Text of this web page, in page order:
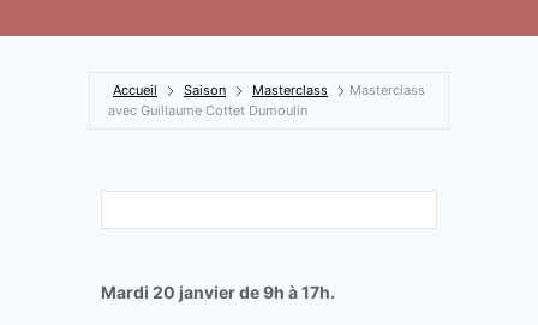
Accueil Saison Masterclass
Masterclass
avec Guillaume Cottet Dumoulin
Mardi 20 janvier de 9h à 17h.